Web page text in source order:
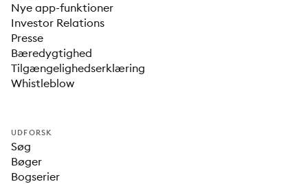
Nye app-funktioner
Investor Relations
Presse
Bæredygtighed
Tilgængelighedserklæring
Whistleblow
UDFORSK
Søg
Bøger
Bogserier